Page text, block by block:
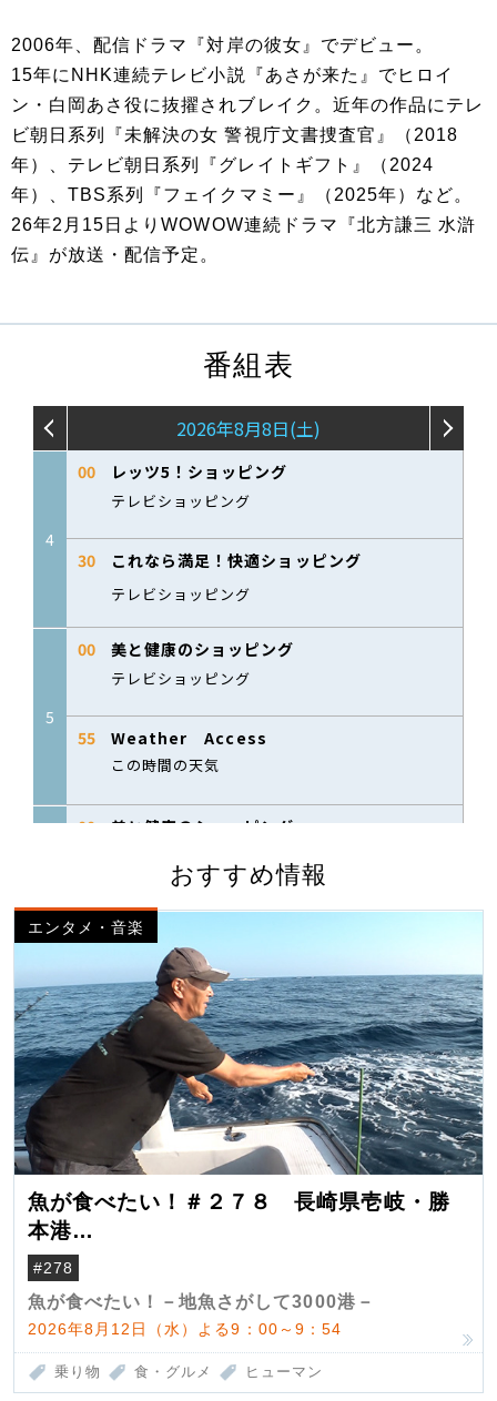
2006年、配信ドラマ『対岸の彼女』でデビュー。
15年にNHK連続テレビ小説『あさが来た』でヒロイ
ン・白岡あさ役に抜擢されブレイク。近年の作品にテレ
ビ朝日系列『未解決の女 警視庁文書捜査官』（2018
年）、テレビ朝日系列『グレイトギフト』（2024
年）、TBS系列『フェイクマミー』（2025年）など。
26年2月15日よりWOWOW連続ドラマ『北方謙三 水滸
伝』が放送・配信予定。
番組表
おすすめ情報
エンタメ・音楽
魚が食べたい！＃２７８ 長崎県壱岐・勝
本港
（クロマグロ）
#278
魚が食べたい！－地魚さがして3000港－
2026年8月12日（水）よる9：00～9：54
乗り物 食・グルメ ヒューマン